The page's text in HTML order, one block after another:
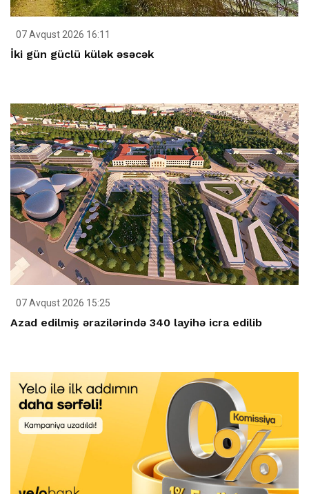
07 Avqust 2026 16:11
İki gün güclü külək əsəcək
07 Avqust 2026 15:25
Azad edilmiş ərazilərində 340 layihə icra edilib